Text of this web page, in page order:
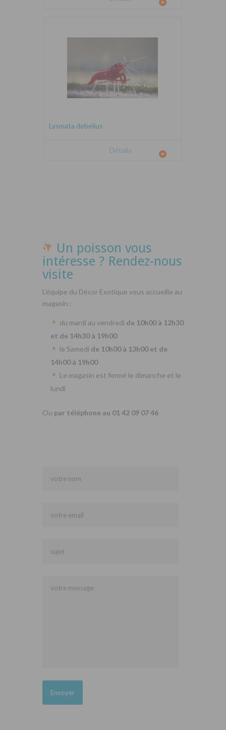
Lysmata debelius
Détails
Un poisson vous
intéresse ? Rendez-nous
visite
L’équipe du Décor Exotique vous accueille au
magasin :
du mardi au vendredi de 10h00 à 12h30
et de 14h30 à 19h00
le Samedi de 10h00 à 13h00 et de
14h00 à 19h00
Le magasin est fermé le dimanche et le
lundi
Ou par téléphone au 01 42 09 07 46